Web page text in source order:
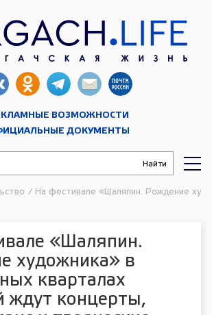
ВОЗМОЖНОСТИ
ДОКУМЕНТЫ
/ На фестивале «Шаляпин. Рождение
«Шаляпин.
художника» в
кварталах
ждут концерты,